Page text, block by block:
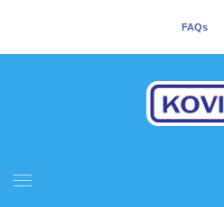
FAQs